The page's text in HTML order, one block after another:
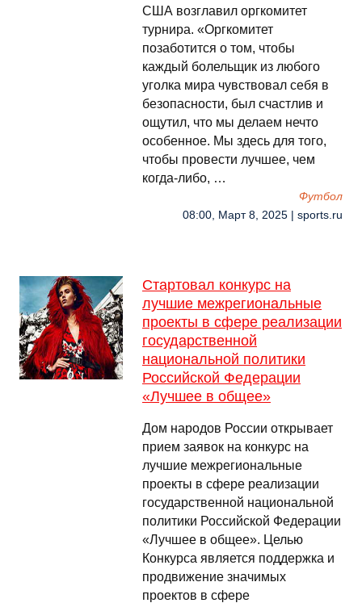
США возглавил оргкомитет
турнира. «Оргкомитет
позаботится о том, чтобы
каждый болельщик из любого
уголка мира чувствовал себя в
безопасности, был счастлив и
ощутил, что мы делаем нечто
особенное. Мы здесь для того,
чтобы провести лучшее, чем
когда-либо, …
Футбол
08:00, Март 8, 2025 | sports.ru
Стартовал конкурс на
лучшие межрегиональные
проекты в сфере реализации
государственной
национальной политики
Российской Федерации
«Лучшее в общее»
Дом народов России открывает
прием заявок на конкурс на
лучшие межрегиональные
проекты в сфере реализации
государственной национальной
политики Российской Федерации
«Лучшее в общее». Целью
Конкурса является поддержка и
продвижение значимых
проектов в сфере